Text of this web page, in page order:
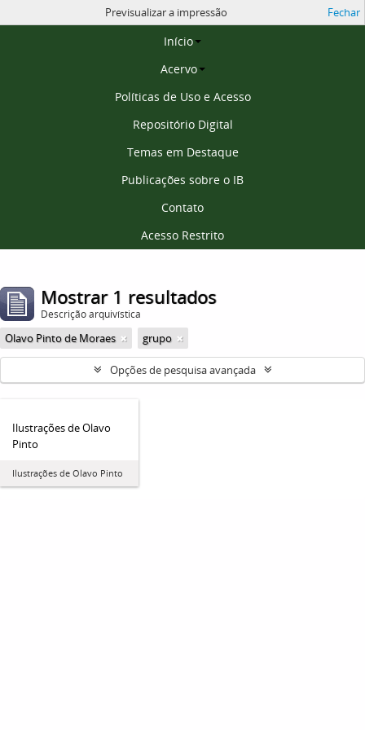
Página inicial
Início
Acervo
Políticas de Uso e Acesso
Repositório Digital
Temas em Destaque
Publicações sobre o IB
Contato
Acesso Restrito
Previsualizar a impressão Fechar
Mostrar 1 resultados
Descrição arquivística
Olavo Pinto de Moraes grupo
Opções de pesquisa avançada
Ilustrações de Olavo
Pinto
Ilustrações de Olavo Pinto